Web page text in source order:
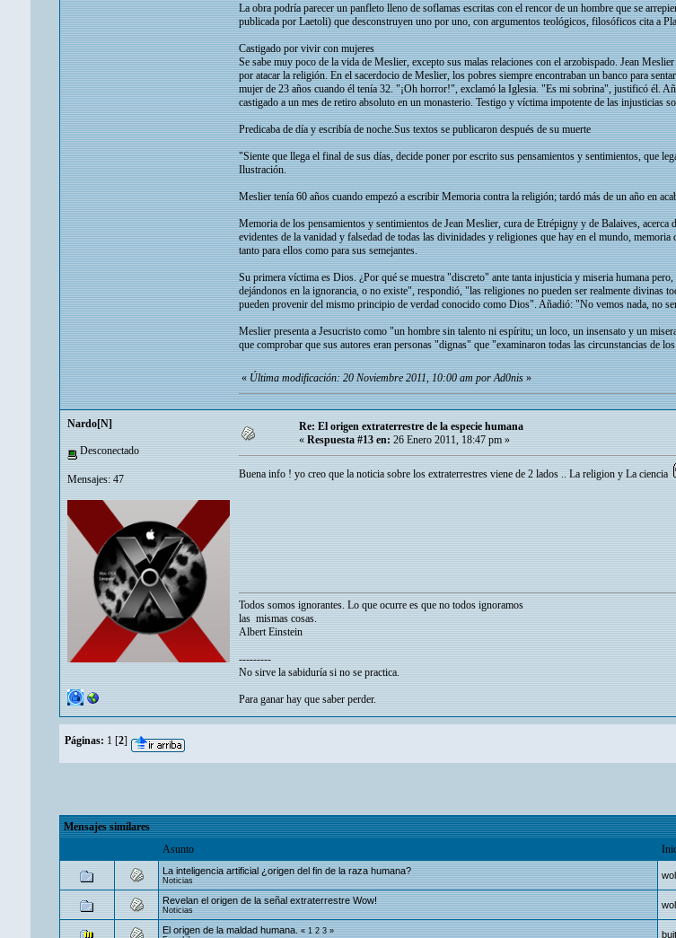
La obra podría parecer un panfleto lleno de soflamas escritas con el rencor de un hombre que se
publicada por Laetoli) que desconstruyen uno por uno, con argumentos teológicos, filosóficos cita a
Castigado por vivir con mujeres
Se sabe muy poco de la vida de Meslier, excepto sus malas relaciones con el arzobispado. Jean
por atacar la religión. En el sacerdocio de Meslier, los pobres siempre encontraban un banco para
mujer de 23 años cuando él tenía 32. "¡Oh horror!", exclamó la Iglesia. "Es mi sobrina", justificó él.
castigado a un mes de retiro absoluto en un monasterio. Testigo y víctima impotente de las injusticias
Predicaba de día y escribía de noche.Sus textos se publicaron después de su muerte
"Siente que llega el final de sus días, decide poner por escrito sus pensamientos y sentimientos, que
Ilustración.
Meslier tenía 60 años cuando empezó a escribir Memoria contra la religión; tardó más de un año en
Memoria de los pensamientos y sentimientos de Jean Meslier, cura de Etrépigny y de Balaives,
evidentes de la vanidad y falsedad de todas las divinidades y religiones que hay en el mundo,
tanto para ellos como para sus semejantes.
Su primera víctima es Dios. ¿Por qué se muestra "discreto" ante tanta injusticia y miseria humana
dejándonos en la ignorancia, o no existe", respondió, "las religiones no pueden ser realmente divinas
pueden provenir del mismo principio de verdad conocido como Dios". Añadió: "No vemos nada, no
Meslier presenta a Jesucristo como "un hombre sin talento ni espíritu; un loco, un insensato y un
que comprobar que sus autores eran personas "dignas" que "examinaron todas las circunstancias de
«Última modificación: 20 Noviembre 2011, 10:00 am por Ad0nis»
Nardo[N]
Desconectado
Mensajes: 47
Re: El origen extraterrestre de la especie humana
« Respuesta #13 en: 26 Enero 2011, 18:47 pm »
Buena info ! yo creo que la noticia sobre los extraterrestres viene de 2 lados .. La religion y La ciencia
Todos somos ignorantes. Lo que ocurre es que no todos ignoramos
las mismas cosas.
Albert Einstein
---------
No sirve la sabiduría si no se practica.
Para ganar hay que saber perder.
Páginas: 1 [2]
Mensajes similares
Asunto
La inteligencia artificial ¿origen del fin de la raza humana?
Noticias
Revelan el origen de la señal extraterrestre Wow!
Noticias
El origen de la maldad humana. «1 2 3»